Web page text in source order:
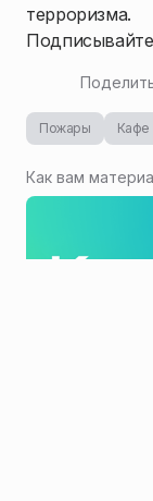
терроризма.
Пожары Кафе
Как вам